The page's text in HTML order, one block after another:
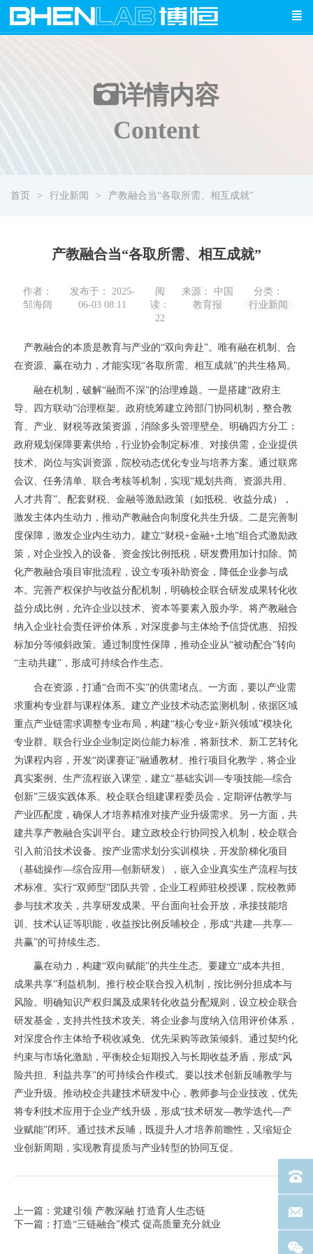
详情内容
Content
首页 行业新闻 产教融合当“各取所需、相互成就”
产教融合当“各取所需、相互成就”
作者：
邹海阔
发布于： 2025-
06-03 08:11
阅
读：
22
来源： 中国
教育报
分类：
行业新闻
产教融合的本质是教育与产业的“双向奔赴”。唯有融在机制、合
在资源、赢在动力，才能实现“各取所需、相互成就”的共生格局。
融在机制，破解“融而不深”的治理难题。一是搭建“政府主
导、四方联动”治理框架。政府统筹建立跨部门协同机制，整合教
育、产业、财税等政策资源，消除多头管理壁垒。明确四方分工：
政府规划保障要素供给，行业协会制定标准、对接供需，企业提供
技术、岗位与实训资源，院校动态优化专业与培养方案。通过联席
会议、任务清单、联合考核等机制，实现“规划共商、资源共用、
人才共育”。配套财税、金融等激励政策（如抵税、收益分成），
激发主体内生动力，推动产教融合向制度化共生升级。二是完善制
度保障，激发企业内生动力。建立“财税+金融+土地”组合式激励政
策，对企业投入的设备、资金按比例抵税，研发费用加计扣除。简
化产教融合项目审批流程，设立专项补助资金，降低企业参与成
本。完善产权保护与收益分配机制，明确校企联合研发成果转化收
益分成比例，允许企业以技术、资本等要素入股办学。将产教融合
纳入企业社会责任评价体系，对深度参与主体给予信贷优惠、招投
标加分等倾斜政策。通过制度性保障，推动企业从“被动配合”转向
“主动共建”，形成可持续合作生态。
合在资源，打通“合而不实”的供需堵点。一方面，要以产业需
求重构专业群与课程体系。建立产业技术动态监测机制，依据区域
重点产业链需求调整专业布局，构建“核心专业+新兴领域”模块化
专业群。联合行业企业制定岗位能力标准，将新技术、新工艺转化
为课程内容，开发“岗课赛证”融通教材。推行项目化教学，将企业
真实案例、生产流程嵌入课堂，建立“基础实训—专项技能—综合
创新”三级实践体系。校企联合组建课程委员会，定期评估教学与
产业匹配度，确保人才培养精准对接产业升级需求。另一方面，共
建共享产教融合实训平台。建立政校企行协同投入机制，校企联合
引入前沿技术设备。按产业需求划分实训模块，开发阶梯化项目
（基础操作—综合应用—创新研发），嵌入企业真实生产流程与技
术标准。实行“双师型”团队共管，企业工程师驻校授课，院校教师
参与技术攻关，共享研发成果。平台面向社会开放，承接技能培
训、技术认证等职能，收益按比例反哺校企，形成“共建—共享—
共赢”的可持续生态。
赢在动力，构建“双向赋能”的共生生态。要建立“成本共担、
成果共享”利益机制。推行校企联合投入机制，按比例分担成本与
风险。明确知识产权归属及成果转化收益分配规则，设立校企联合
研发基金，支持共性技术攻关。将企业参与度纳入信用评价体系，
对深度合作主体给予税收减免、优先采购等政策倾斜。通过契约化
约束与市场化激励，平衡校企短期投入与长期收益矛盾，形成“风
险共担、利益共享”的可持续合作模式。要以技术创新反哺教学与
产业升级。推动校企共建技术研发中心，教师参与企业技改，优先
将专利技术应用于企业产线升级，形成“技术研发—教学迭代—产
业赋能”闭环。通过技术反哺，既提升人才培养前瞻性，又缩短企
业创新周期，实现教育提质与产业转型的协同互促。
上一篇：党建引领 产教深融 打造育人生态链
下一篇：打造“三链融合”模式 促高质量充分就业
电话
联系